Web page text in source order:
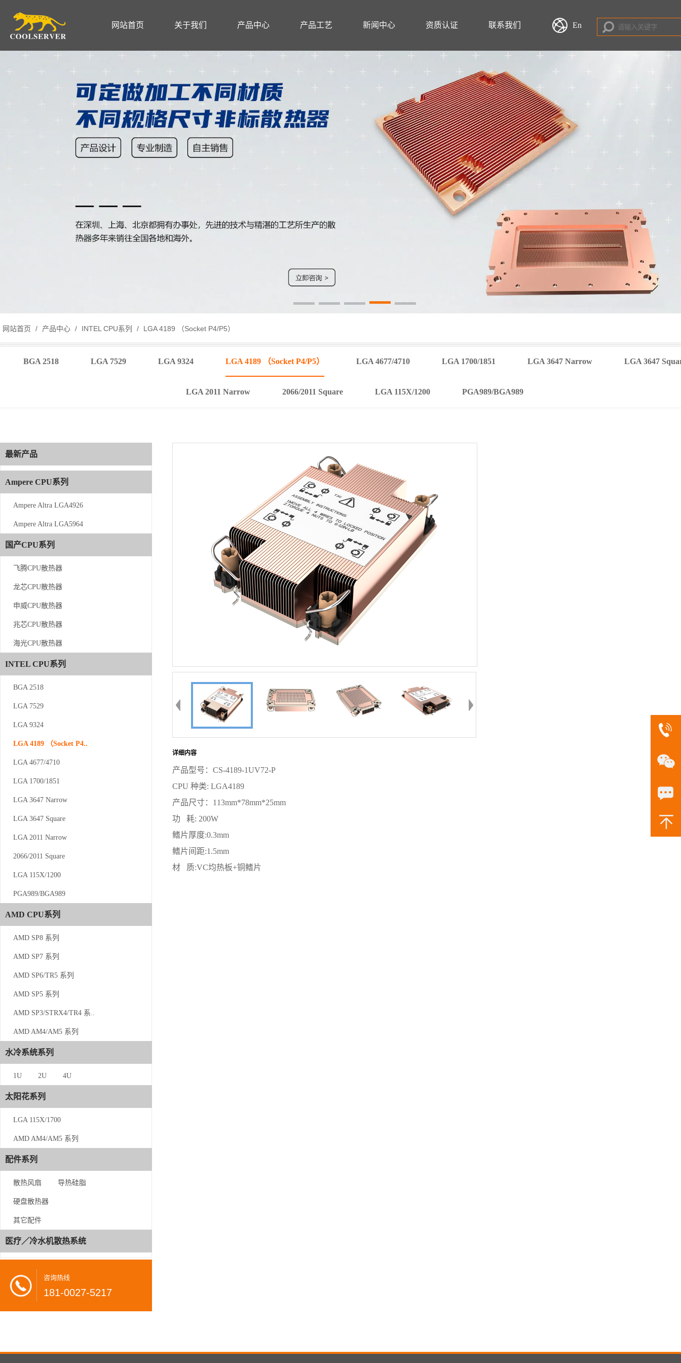
网站首页 关于我们 产品中心 产品工艺 新闻中心 资质认证 联系我们 En
网站首页 / 产品中心 / INTEL CPU系列 / LGA 4189 （Socket P4/P5）
BGA 2518 LGA 7529 LGA 9324 LGA 4189 （Socket P4/P5） LGA 4677/4710 LGA 1700/1851 LGA 3647 Narrow LGA 3647
LGA 2011 Narrow 2066/2011 Square LGA 115X/1200 PGA989/BGA989
最新产品
Ampere CPU系列
Ampere Altra LGA4926
Ampere Altra LGA5964
国产CPU系列
飞腾CPU散热器
龙芯CPU散热器
申威CPU散热器
兆芯CPU散热器
海光CPU散热器
INTEL CPU系列
BGA 2518
LGA 7529
LGA 9324
LGA 4189 （Socket P4..
LGA 4677/4710
LGA 1700/1851
LGA 3647 Narrow
LGA 3647 Square
LGA 2011 Narrow
2066/2011 Square
LGA 115X/1200
PGA989/BGA989
AMD CPU系列
AMD SP8 系列
AMD SP7 系列
AMD SP6/TR5 系列
AMD SP5 系列
AMD SP3/STRX4/TR4 系..
AMD AM4/AM5 系列
水冷系统系列
1U
2U
太阳花系列
LGA 115X/1700
配件系列
散热风扇
导热硅脂
其它配件
医疗／冷水机散热系统
热
最新产品
Ampere CPU系列
Ampere Altra LGA4926
Ampere Altra LGA5964
国产CPU系列
飞腾CPU散热器
龙芯CPU散热器
申威CPU散热器
兆芯CPU散热器
海光CPU散热器
INTEL CPU系列
BGA 2518
LGA 7529
LGA 9324
LGA 4189 （Socket P4..
LGA 4677/4710
LGA 1700/1851
LGA 3647 Narrow
LGA 3647 Square
LGA 2011 Narrow
2066/2011 Square
LGA 115X/1200
PGA989/BGA989
AMD CPU系列
AMD SP8 系列
AMD SP7 系列
AMD SP6/TR5 系列
AMD SP5 系列
AMD SP3/STRX4/TR4 系..
AMD AM4/AM5 系列
水冷系统系列
1U 2U 4U
太阳花系列
LGA 115X/1700
AMD AM4/AM5 系列
配件系列
散热风扇 导热硅脂
硬盘散热器
其它配件
医疗／冷水机散热系统
咨询热线
181-0027-5217
详细内容
产品型号：CS-4189-1UV72-P
CPU 种类: LGA4189
产品尺寸：113mm*78mm*25mm
功 耗: 200W
鳍片厚度:0.3mm
鳍片间距:1.5mm
材 质:VC均热板+铜鳍片